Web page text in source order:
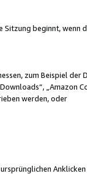
beginnt, wenn
zum Beispiel der
„Amazon
werden, oder